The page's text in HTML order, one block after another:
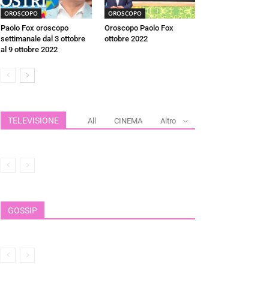
OROSCOPO
Paolo Fox oroscopo
settimanale dal 3 ottobre
al 9 ottobre 2022
OROSCOPO
Oroscopo Paolo Fox
ottobre 2022
TELEVISIONE All CINEMA Altro
GOSSIP